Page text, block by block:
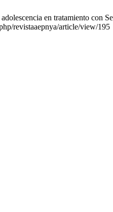
en tratamiento con
revistaaepnya/article/view/195